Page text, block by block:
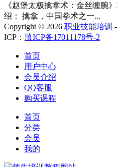
《赵堡太极擒拿术：金丝缠腕
绍： 擒拿，中国拳术之一...
Copyright © 2026 职业技能培训
ICP： 滇ICP备17011178号-2
首页
用户中心
会员介绍
QQ客服
购买课程
首页
分类
会员
我的